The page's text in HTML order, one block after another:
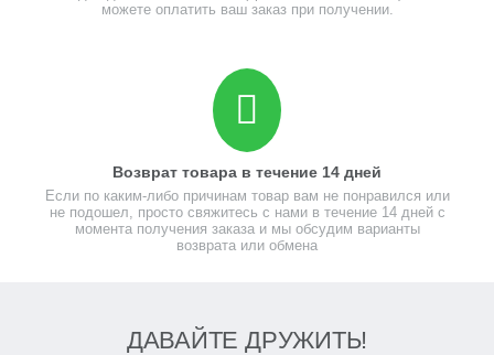
можете оплатить ваш заказ при получении.
Возврат товара в течение 14 дней
Если по каким-либо причинам товар вам не понравился или
не подошел, просто свяжитесь с нами в течение 14 дней с
момента получения заказа и мы обсудим варианты
возврата или обмена
ДАВАЙТЕ ДРУЖИТЬ!